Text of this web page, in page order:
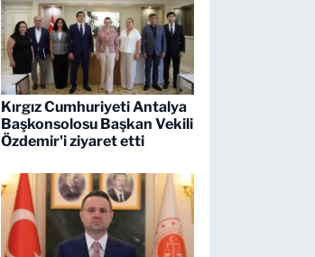
Kırgız Cumhuriyeti Antalya
Başkonsolosu Başkan Vekili
Özdemir'i ziyaret etti